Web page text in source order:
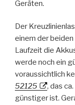
Geräten.
Der
einem der
Laufzeit die
werde noch ein
voraussichtlich
52125
, das
günstiger ist.